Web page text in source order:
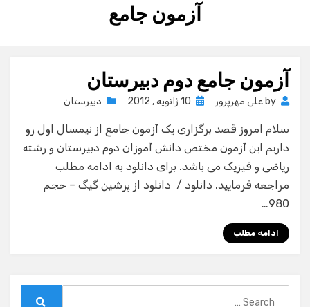
برچسب
:
آزمون جامع
آزمون جامع دوم دبیرستان
by علی مهرپرور
Posted
10 ژانویه , 2012 دبیرستان
سلام امروز قصد برگزاری یک آزمون جامع از نیمسال اول رو
داریم این آزمون مختص دانش آموزان دوم دبیرستان و رشته
ریاضی و فیزیک می باشد. برای دانلود به ادامه مطلب
مراجعه فرمایید. دانلود / دانلود از پرشین گیگ – حجم
980…
ادامه مطلب